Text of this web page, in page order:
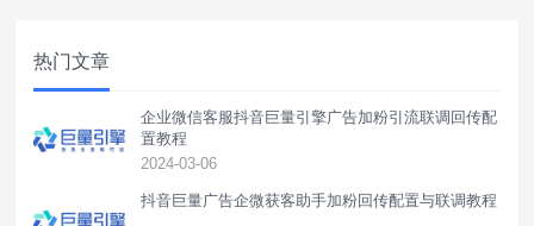
热门文章
企业微信客服抖音巨量引擎广告加粉引流联调回传配
置教程
2024-03-06
抖音巨量广告企微获客助手加粉回传配置与联调教程